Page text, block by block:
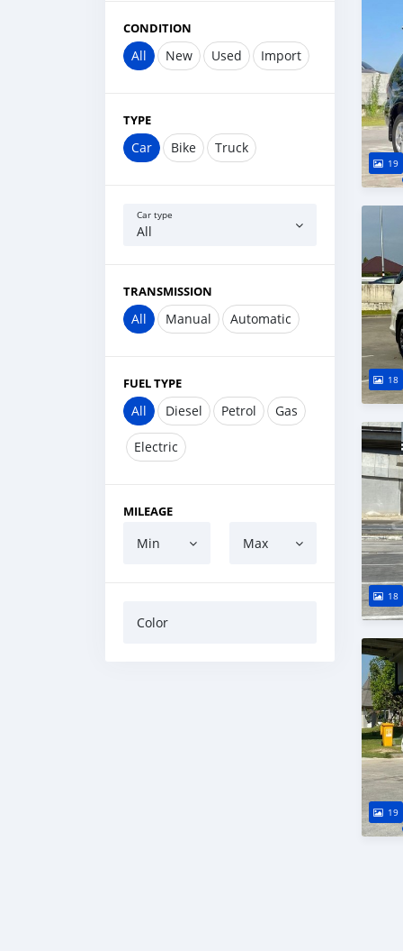
CONDITION
All New Used Import
TYPE
Car Bike Truck
Car type
All
TRANSMISSION
All Manual Automatic
FUEL TYPE
All Diesel Petrol Gas
Electric
MILEAGE
Min Max
Color
19
18
18
19